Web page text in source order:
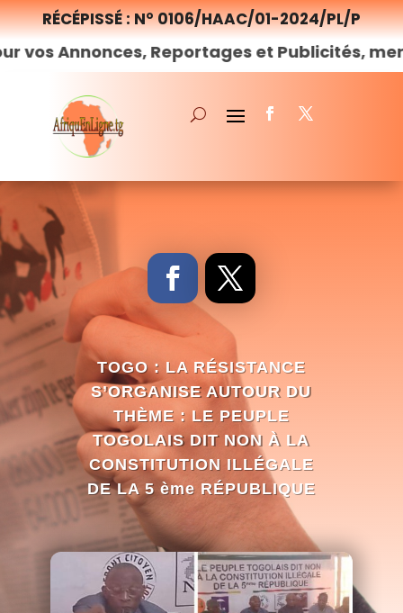
RÉCÉPISSÉ : N° 0106/HAAC/01-2024/PL/P
Reportages et Publicités, merci de
TOGO : LA RÉSISTANCE
S’ORGANISE AUTOUR DU
THÈME : LE PEUPLE
TOGOLAIS DIT NON À LA
CONSTITUTION ILLÉGALE
DE LA 5 ème RÉPUBLIQUE